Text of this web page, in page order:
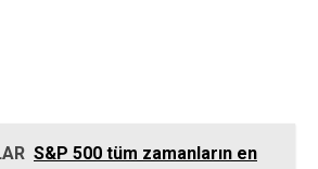
S&P 500 tüm zamanların en